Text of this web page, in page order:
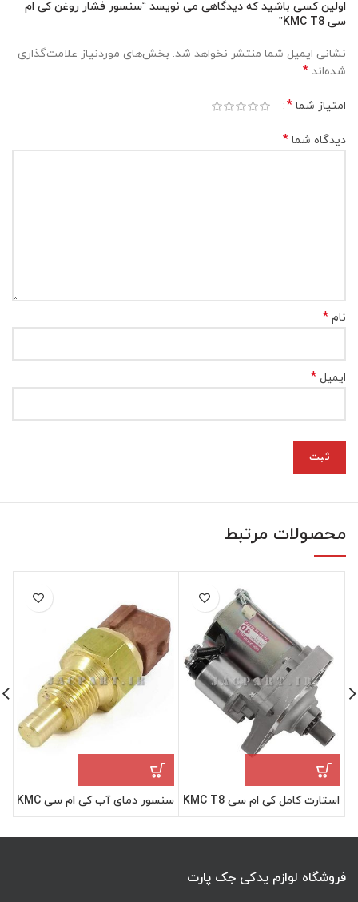
اولین کسی باشید که دیدگاهی می نویسد “سنسور فشار روغن کی ام
سی KMC T8”
نشانی ایمیل شما منتشر نخواهد شد. بخش‌های موردنیاز علامت‌گذاری
شده‌اند *
امتیاز شما *
دیدگاه شما *
نام *
ایمیل *
محصولات مرتبط
استارت کامل کی ام سی KMC T8
سنسور دمای آب کی ام سی KMC
T8
فروشگاه لوازم یدکی جک پارت